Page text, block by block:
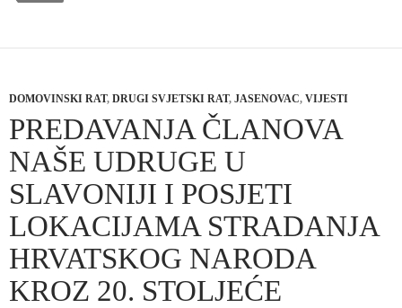
DOMOVINSKI RAT, DRUGI SVJETSKI RAT, JASENOVAC, VIJESTI
PREDAVANJA ČLANOVA
NAŠE UDRUGE U
SLAVONIJI I POSJETI
LOKACIJAMA STRADANJA
HRVATSKOG NARODA
KROZ 20. STOLJEĆE